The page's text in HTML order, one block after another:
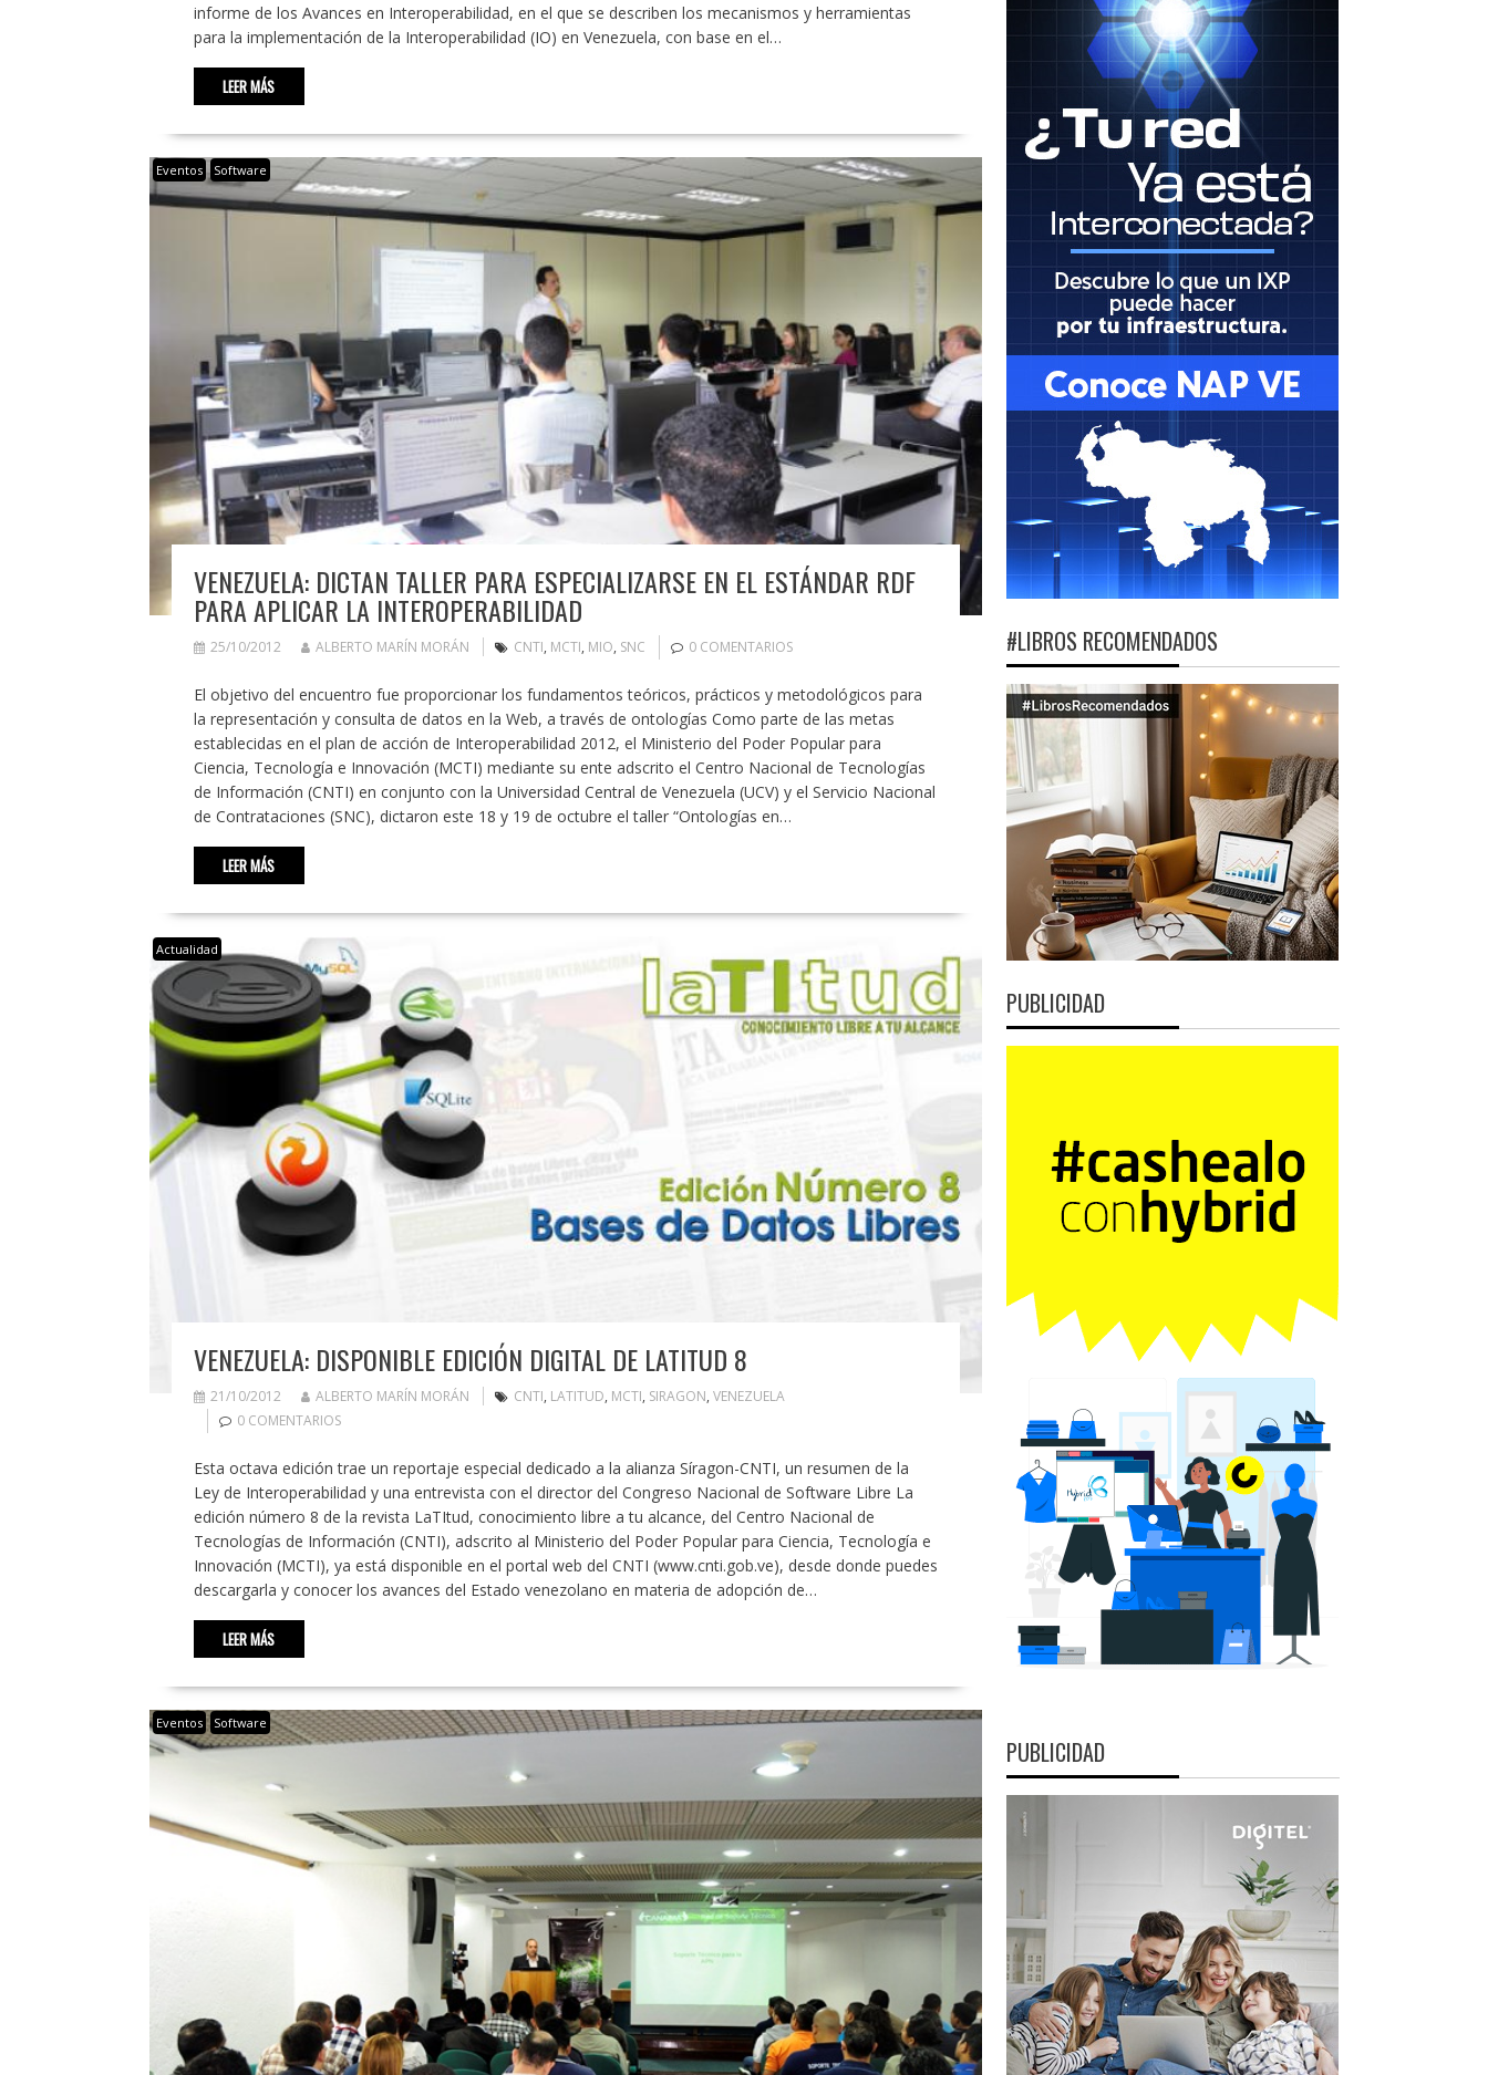
informe de los Avances en Interoperabilidad, en el que se describen los mecanismos y herramientas
para la implementación de la Interoperabilidad (IO) en Venezuela, con base en el…
LEER MÁS
Eventos Software
VENEZUELA: DICTAN TALLER PARA ESPECIALIZARSE EN EL ESTÁNDAR RDF
PARA APLICAR LA INTEROPERABILIDAD
25/10/2012 ALBERTO MARÍN MORÁN CNTI, MCTI, MIO, SNC 0 COMENTARIOS
El objetivo del encuentro fue proporcionar los fundamentos teóricos, prácticos y metodológicos para
la representación y consulta de datos en la Web, a través de ontologías Como parte de las metas
establecidas en el plan de acción de Interoperabilidad 2012, el Ministerio del Poder Popular para
Ciencia, Tecnología e Innovación (MCTI) mediante su ente adscrito el Centro Nacional de Tecnologías
de Información (CNTI) en conjunto con la Universidad Central de Venezuela (UCV) y el Servicio Nacional
de Contrataciones (SNC), dictaron este 18 y 19 de octubre el taller “Ontologías en…
LEER MÁS
Actualidad
VENEZUELA: DISPONIBLE EDICIÓN DIGITAL DE LATITUD 8
21/10/2012 ALBERTO MARÍN MORÁN CNTI, LATITUD, MCTI, SIRAGON, VENEZUELA
0 COMENTARIOS
Esta octava edición trae un reportaje especial dedicado a la alianza Síragon-CNTI, un resumen de la
Ley de Interoperabilidad y una entrevista con el director del Congreso Nacional de Software Libre La
edición número 8 de la revista LaTItud, conocimiento libre a tu alcance, del Centro Nacional de
Tecnologías de Información (CNTI), adscrito al Ministerio del Poder Popular para Ciencia, Tecnología e
Innovación (MCTI), ya está disponible en el portal web del CNTI (www.cnti.gob.ve), desde donde puedes
descargarla y conocer los avances del Estado venezolano en materia de adopción de…
LEER MÁS
Eventos Software
#LIBROS RECOMENDADOS
PUBLICIDAD
PUBLICIDAD